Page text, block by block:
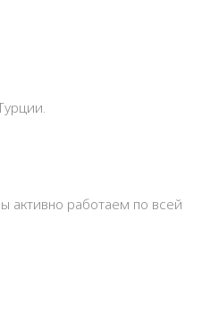
активно работаем по всей